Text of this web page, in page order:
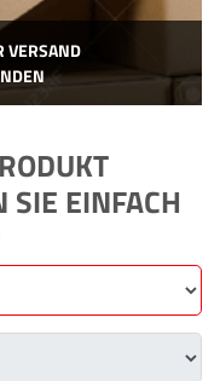
VERSAND
SIE EINFACH